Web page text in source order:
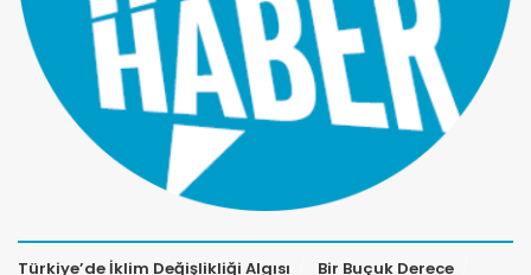
Türkiye’de İklim Değişlikliği Algısı Bir Buçuk Derece